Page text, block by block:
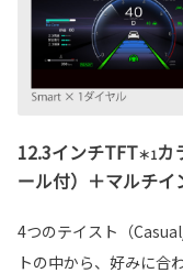
12.3インチTFT＊1カ
ール付）＋マルチ
4つのテイスト（
トの中から、好みに合